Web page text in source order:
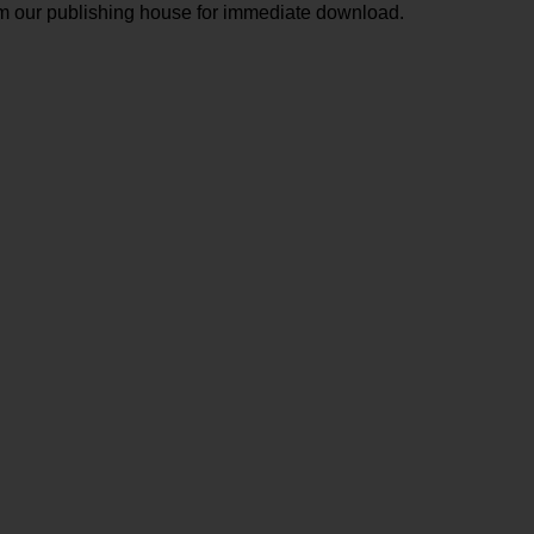
our publishing house for immediate download.